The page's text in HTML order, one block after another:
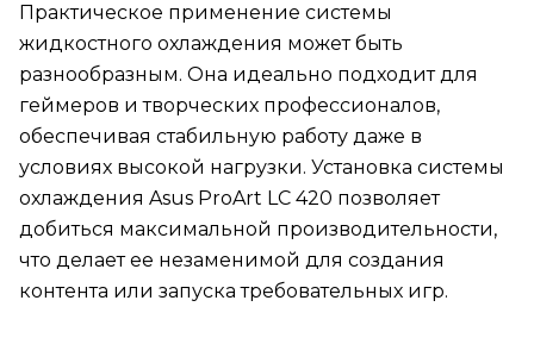
Практическое применение системы
жидкостного охлаждения может быть
разнообразным. Она идеально подходит для
геймеров и творческих профессионалов,
обеспечивая стабильную работу даже в
условиях высокой нагрузки. Установка системы
охлаждения Asus ProArt LC 420 позволяет
добиться максимальной производительности,
что делает ее незаменимой для создания
контента или запуска требовательных игр.